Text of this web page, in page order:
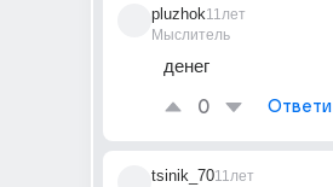
pluzhok
Мыслитель
11лет
денег
0
tsinik_7011лет